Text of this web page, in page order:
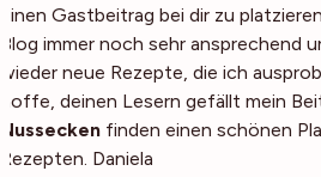
einen Gastbeitrag bei dir zu
Blog immer noch sehr ansprechend
wieder neue Rezepte, die ich
hoffe, deinen Lesern gefällt mein
Nussecken finden einen schönen
Rezepten. Daniela